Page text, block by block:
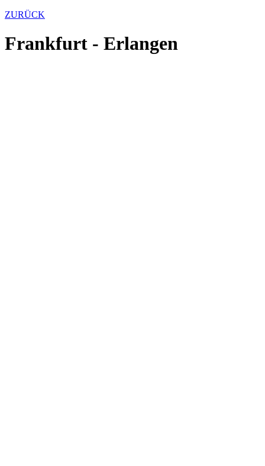
ZURÜCK
Frankfurt - Erlangen